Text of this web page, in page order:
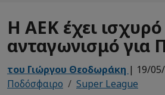
Η ΑΕΚ έχει ισχυρό
ανταγωνισμό για
του Γιώργου Θεοδωράκη | 19/
Ποδόσφαιρο
Super League